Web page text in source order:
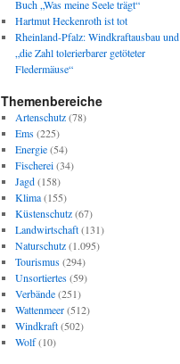
Buch „Was meine Seele trägt“
Hartmut Heckenroth ist tot
Rheinland-Pfalz: Windkraftausbau und
„die Zahl tolerierbarer getöteter
Fledermäuse“
Themenbereiche
Artenschutz(78)
Ems(225)
Energie(54)
Fischerei(34)
Jagd(158)
Klima(155)
Küstenschutz(67)
Landwirtschaft(131)
Naturschutz(1.095)
Tourismus(294)
Unsortiertes(59)
Verbände(251)
Wattenmeer(512)
Windkraft(502)
Wolf(10)